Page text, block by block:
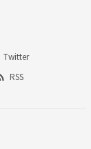
Twitter
RSS